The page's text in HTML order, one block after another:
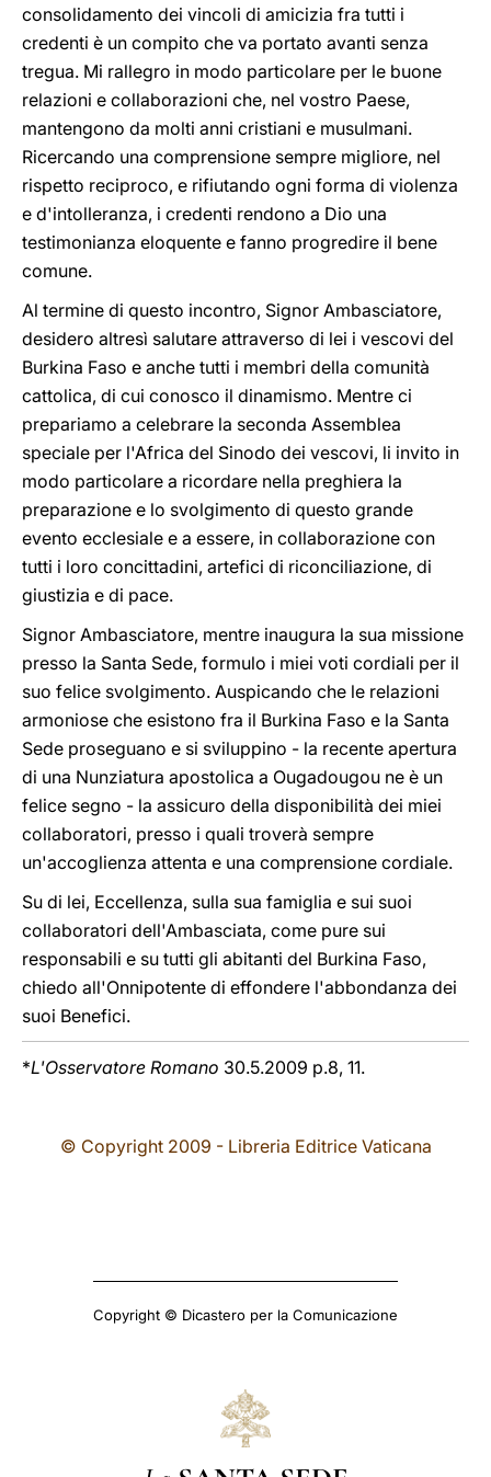
consolidamento dei vincoli di amicizia fra tutti i
credenti è un compito che va portato avanti senza
tregua. Mi rallegro in modo particolare per le buone
relazioni e collaborazioni che, nel vostro Paese,
mantengono da molti anni cristiani e musulmani.
Ricercando una comprensione sempre migliore, nel
rispetto reciproco, e rifiutando ogni forma di violenza
e d'intolleranza, i credenti rendono a Dio una
testimonianza eloquente e fanno progredire il bene
comune.
Al termine di questo incontro, Signor Ambasciatore,
desidero altresì salutare attraverso di lei i vescovi del
Burkina Faso e anche tutti i membri della comunità
cattolica, di cui conosco il dinamismo. Mentre ci
prepariamo a celebrare la seconda Assemblea
speciale per l'Africa del Sinodo dei vescovi, li invito in
modo particolare a ricordare nella preghiera la
preparazione e lo svolgimento di questo grande
evento ecclesiale e a essere, in collaborazione con
tutti i loro concittadini, artefici di riconciliazione, di
giustizia e di pace.
Signor Ambasciatore, mentre inaugura la sua missione
presso la Santa Sede, formulo i miei voti cordiali per il
suo felice svolgimento. Auspicando che le relazioni
armoniose che esistono fra il Burkina Faso e la Santa
Sede proseguano e si sviluppino - la recente apertura
di una Nunziatura apostolica a Ougadougou ne è un
felice segno - la assicuro della disponibilità dei miei
collaboratori, presso i quali troverà sempre
un'accoglienza attenta e una comprensione cordiale.
Su di lei, Eccellenza, sulla sua famiglia e sui suoi
collaboratori dell'Ambasciata, come pure sui
responsabili e su tutti gli abitanti del Burkina Faso,
chiedo all'Onnipotente di effondere l'abbondanza dei
suoi Benefici.
*L'Osservatore Romano 30.5.2009 p.8, 11.
© Copyright 2009 - Libreria Editrice Vaticana
Copyright © Dicastero per la Comunicazione